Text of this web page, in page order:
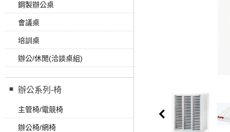
鋼製辦公桌
會議桌
培訓桌
辦公/休閒(洽談桌組)
辦公系列-椅
主管椅/電競椅
辦公椅/網椅